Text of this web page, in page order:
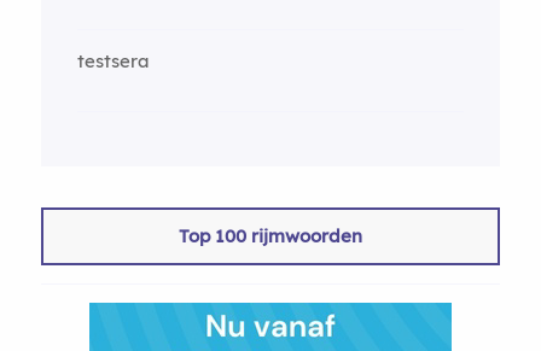
testsera
Top 100 rijmwoorden